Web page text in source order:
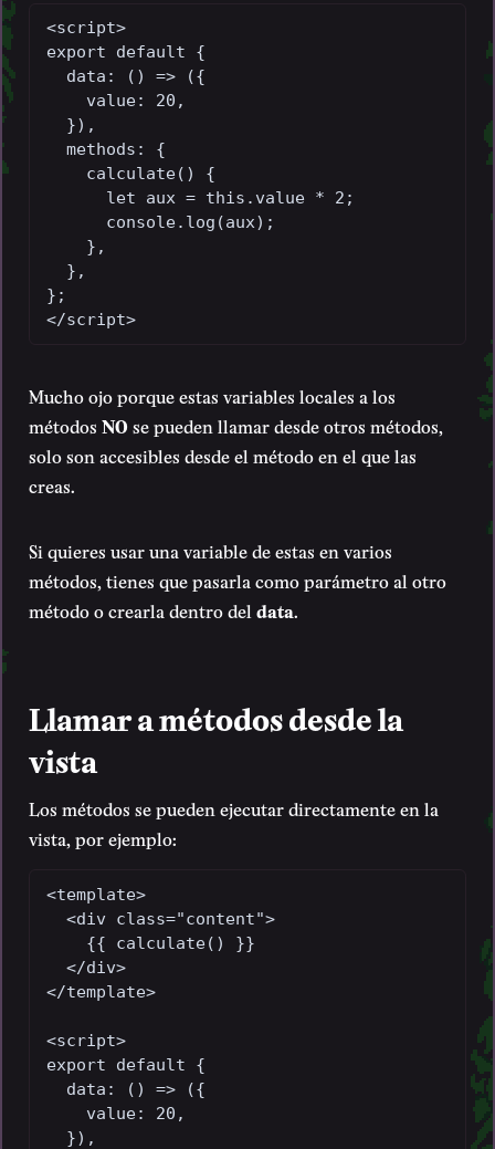
<script>
export default {
  data: () => ({
    value: 20,
  }),
  methods: {
    calculate() {
      let aux = this.value * 2;
      console.log(aux);
    },
  },
};
</script>
Mucho ojo porque estas variables locales a los
métodos NO se pueden llamar desde otros métodos,
solo son accesibles desde el método en el que las
creas.
Si quieres usar una variable de estas en varios
métodos, tienes que pasarla como parámetro al otro
método o crearla dentro del data.
Llamar a métodos desde la
vista
Los métodos se pueden ejecutar directamente en la
vista, por ejemplo:
<template>
  <div class="content">
    {{ calculate() }}
  </div>
</template>
<script>
export default {
  data: () => ({
    value: 20,
  }),